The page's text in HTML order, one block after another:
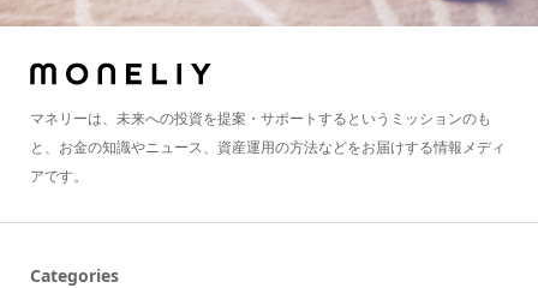
マネリーは、未来への投資を提案・サポートするというミッションのも
と、お金の知識やニュース、資産運用の方法などをお届けする情報メディ
アです。
Categories